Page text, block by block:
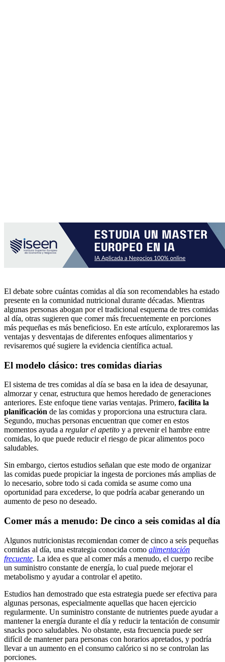
El debate sobre cuántas comidas al día son recomendables ha estado
presente en la comunidad nutricional durante décadas. Mientras
algunas personas abogan por el tradicional esquema de tres comidas
al día, otras sugieren que comer más frecuentemente en porciones
más pequeñas es más beneficioso. En este artículo, exploraremos las
ventajas y desventajas de diferentes enfoques alimentarios y
revisaremos qué sugiere la evidencia científica actual.
El modelo clásico: tres comidas diarias
El sistema de tres comidas al día se basa en la idea de desayunar,
almorzar y cenar, estructura que hemos heredado de generaciones
anteriores. Este enfoque tiene varias ventajas. Primero, facilita la
planificación de las comidas y proporciona una estructura clara.
Segundo, muchas personas encuentran que comer en estos
momentos ayuda a regular el apetito y a prevenir el hambre entre
comidas, lo que puede reducir el riesgo de picar alimentos poco
saludables.
Sin embargo, ciertos estudios señalan que este modo de organizar
las comidas puede propiciar la ingesta de porciones más amplias de
lo necesario, sobre todo si cada comida se asume como una
oportunidad para excederse, lo que podría acabar generando un
aumento de peso no deseado.
Comer más a menudo: De cinco a seis comidas al día
Algunos nutricionistas recomiendan comer de cinco a seis pequeñas
comidas al día, una estrategia conocida como alimentación
frecuente. La idea es que al comer más a menudo, el cuerpo recibe
un suministro constante de energía, lo cual puede mejorar el
metabolismo y ayudar a controlar el apetito.
Estudios han demostrado que esta estrategia puede ser efectiva para
algunas personas, especialmente aquellas que hacen ejercicio
regularmente. Un suministro constante de nutrientes puede ayudar a
mantener la energía durante el día y reducir la tentación de consumir
snacks poco saludables. No obstante, esta frecuencia puede ser
difícil de mantener para personas con horarios apretados, y podría
llevar a un aumento en el consumo calórico si no se controlan las
porciones.